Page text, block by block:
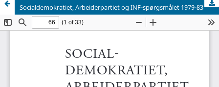
Socialdemokratiet, Arbeiderpartiet og INF-spørgsmålet 1979-83